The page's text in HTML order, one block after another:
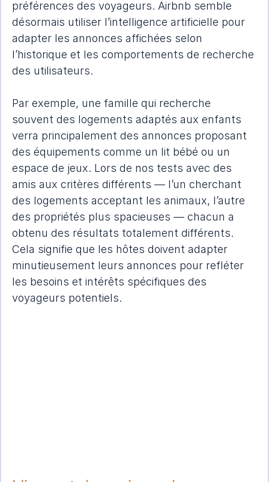
préférences des voyageurs. Airbnb semble
désormais utiliser l’intelligence artificielle pour
adapter les annonces affichées selon
l’historique et les comportements de recherche
des utilisateurs.
Par exemple, une famille qui recherche
souvent des logements adaptés aux enfants
verra principalement des annonces proposant
des équipements comme un lit bébé ou un
espace de jeux. Lors de nos tests avec des
amis aux critères différents — l’un cherchant
des logements acceptant les animaux, l’autre
des propriétés plus spacieuses — chacun a
obtenu des résultats totalement différents.
Cela signifie que les hôtes doivent adapter
minutieusement leurs annonces pour refléter
les besoins et intérêts spécifiques des
voyageurs potentiels.